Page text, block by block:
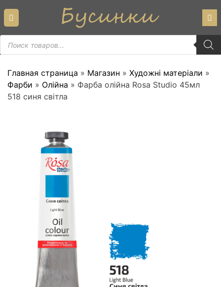
content
Пошук
товарів
Главная страница » Магазин » Художні матеріали »
Фарби » Олійна » Фарба олійна Rosa Studio 45мл
518 синя світла